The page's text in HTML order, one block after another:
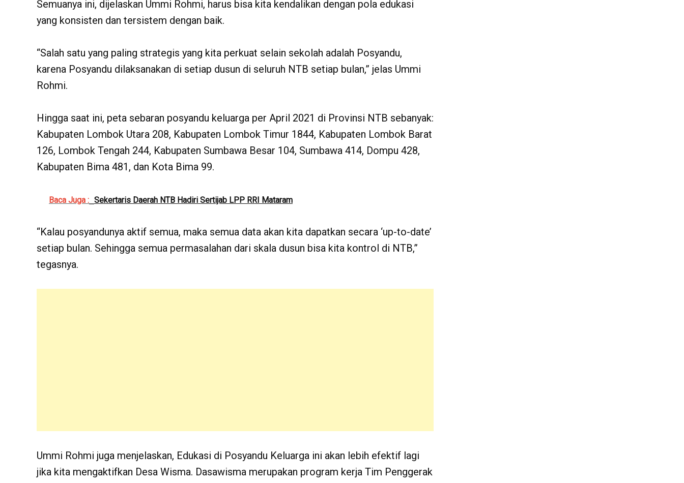
Semuanya ini, dijelaskan Ummi Rohmi, harus bisa kita kendalikan dengan pola edukasi
yang konsisten dan tersistem dengan baik.
“Salah satu yang paling strategis yang kita perkuat selain sekolah adalah Posyandu,
karena Posyandu dilaksanakan di setiap dusun di seluruh NTB setiap bulan,” jelas Ummi
Rohmi.
Hingga saat ini, peta sebaran posyandu keluarga per April 2021 di Provinsi NTB sebanyak:
Kabupaten Lombok Utara 208, Kabupaten Lombok Timur 1844, Kabupaten Lombok Barat
126, Lombok Tengah 244, Kabupaten Sumbawa Besar 104, Sumbawa 414, Dompu 428,
Kabupaten Bima 481, dan Kota Bima 99.
Baca Juga : Sekertaris Daerah NTB Hadiri Sertijab LPP RRI Mataram
“Kalau posyandunya aktif semua, maka semua data akan kita dapatkan secara ‘up-to-date’
setiap bulan. Sehingga semua permasalahan dari skala dusun bisa kita kontrol di NTB,”
tegasnya.
Ummi Rohmi juga menjelaskan, Edukasi di Posyandu Keluarga ini akan lebih efektif lagi
jika kita mengaktifkan Desa Wisma. Dasawisma merupakan program kerja Tim Penggerak